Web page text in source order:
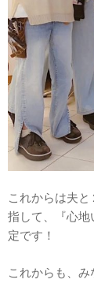
これからは夫
指して、『心地
定です！
これからも、